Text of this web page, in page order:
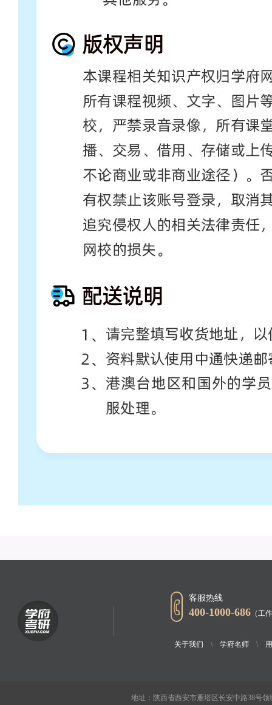
客服热线
400-1000-686 （工
关于我们 \ 学府名师 \
地址：陕西省西安市雁塔区长安中路38号